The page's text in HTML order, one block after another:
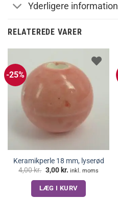
Yderligere information
RELATEREDE VARER
-25%
Keramikperle 18 mm, lyserød
4,00kr. Den
oprindelige
pris
var:
4,00 kr..
3,00 kr. Den
pris
er:
3,00 kr..
inkl. moms
LÆG I KURV